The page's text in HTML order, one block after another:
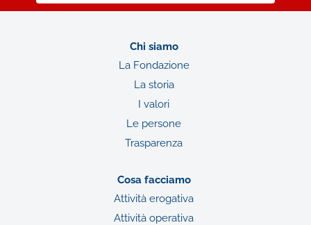
Chi siamo
La Fondazione
La storia
I valori
Le persone
Trasparenza
Cosa facciamo
Attività erogativa
Attività operativa